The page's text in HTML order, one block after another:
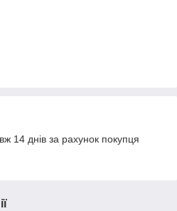
14 днів за рахунок покупця